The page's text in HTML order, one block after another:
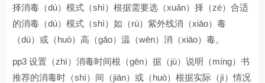
择消毒（dú）模式（shì）根据需要选（xuǎn）择（zé）合适
的消毒（dú）模式（shì）如（rú）紫外线消（xiāo）毒
（dú）或（huò）高（gāo）温（wēn）消（xiāo）毒。
pp3 设置（zhì）消毒时间根（gēn）据（jù）说明（míng）书
推荐的消毒时（shí）间（jiān）或（huò）根据实际（jì）情况